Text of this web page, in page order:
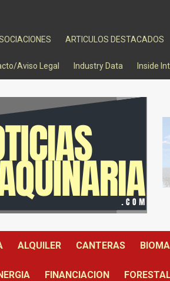
ARTICULOS DESTACADOS
Aviso Legal Industry Data Inside
ALQUILER CANTERAS
FINANCIACION